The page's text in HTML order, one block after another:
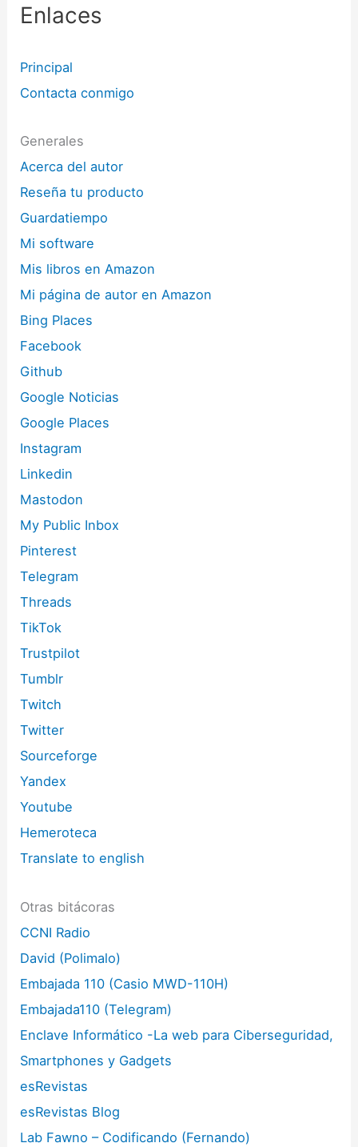
Enlaces
Principal
Contacta conmigo
Generales
Acerca del autor
Reseña tu producto
Guardatiempo
Mi software
Mis libros en Amazon
Mi página de autor en Amazon
Bing Places
Facebook
Github
Google Noticias
Google Places
Instagram
Linkedin
Mastodon
My Public Inbox
Pinterest
Telegram
Threads
TikTok
Trustpilot
Tumblr
Twitch
Twitter
Sourceforge
Yandex
Youtube
Hemeroteca
Translate to english
Otras bitácoras
CCNI Radio
David (Polimalo)
Embajada 110 (Casio MWD-110H)
Embajada110 (Telegram)
Enclave Informático -La web para Ciberseguridad,
Smartphones y Gadgets
esRevistas
esRevistas Blog
Lab Fawno – Codificando (Fernando)